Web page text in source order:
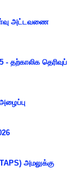
அட்டவணை
- தற்காலிக தெரிவுப்
அமலுக்கு